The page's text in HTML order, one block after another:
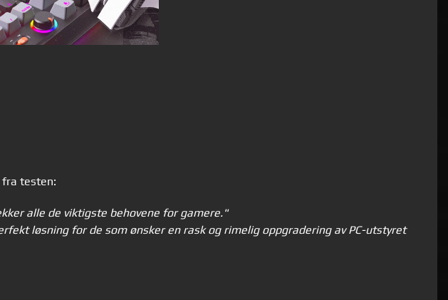
fra testen:
alle de viktigste behovene for gamere."
løsning for de som ønsker en rask og rimelig oppgradering av PC-utstyret